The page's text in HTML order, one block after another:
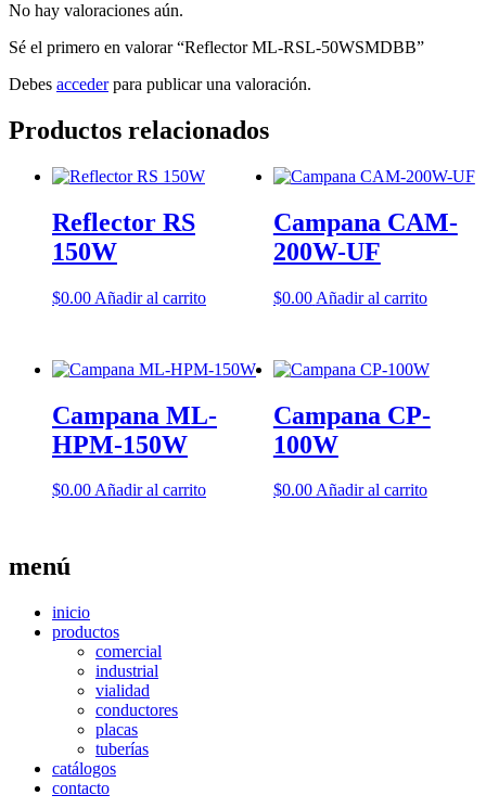
No hay valoraciones aún.
Sé el primero en valorar “Reflector ML-RSL-50WSMDBB”
Debes accederpara publicar una valoración.
Productos relacionados
Reflector RS
150W
$0.00 Añadir al carrito
Campana CAM-
200W-UF
$0.00 Añadir al carrito
Campana ML-
HPM-150W
$0.00Añadir al carrito
Campana CP-
100W
$0.00Añadir al carrito
menú
inicio
productos
comercial
industrial
vialidad
conductores
placas
tuberías
catálogos
contacto